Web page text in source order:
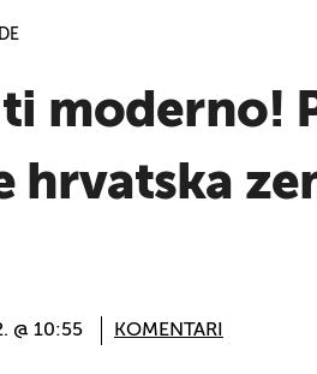
moderno!
hrvatska
@ 10:55 KOMENTARI